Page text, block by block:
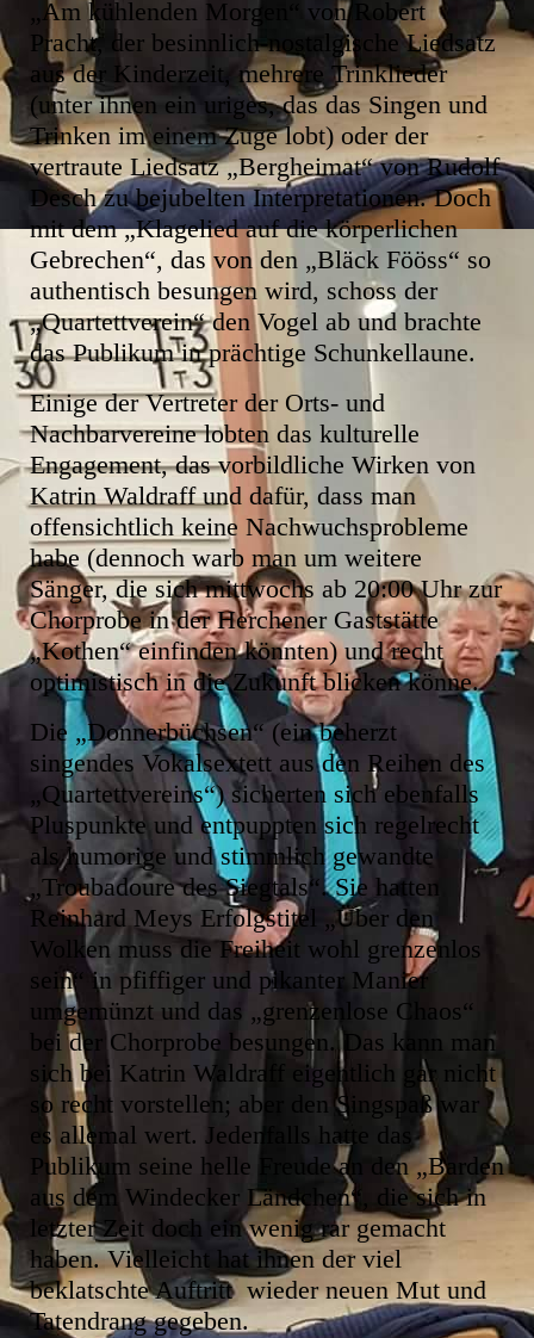
„Am kühlenden Morgen“ von Robert
Pracht, der besinnlich-nostalgische Liedsatz
aus der Kinderzeit, mehrere Trinklieder
(unter ihnen ein uriges, das das Singen und
Trinken im einem Zuge lobt) oder der
vertraute Liedsatz „Bergheimat“ von Rudolf
Desch zu bejubelten Interpretationen. Doch
mit dem „Klagelied auf die körperlichen
Gebrechen“, das von den „Bläck Fööss“ so
authentisch besungen wird, schoss der
„Quartettverein“ den Vogel ab und brachte
das Publikum in prächtige Schunkellaune.
Einige der Vertreter der Orts- und
Nachbarvereine lobten das kulturelle
Engagement, das vorbildliche Wirken von
Katrin Waldraff und dafür, dass man
offensichtlich keine Nachwuchsprobleme
habe (dennoch warb man um weitere
Sänger, die sich mittwochs ab 20:00 Uhr zur
Chorprobe in der Herchener Gaststätte
„Kothen“ einfinden könnten) und recht
optimistisch in die Zukunft blicken könne.
Die „Donnerbüchsen“ (ein beherzt
singendes Vokalsextett aus den Reihen des
„Quartettvereins“) sicherten sich ebenfalls
Pluspunkte und entpuppten sich regelrecht
als humorige und stimmlich gewandte
„Troubadoure des Siegtals“. Sie hatten
Reinhard Meys Erfolgstitel „Über den
Wolken muss die Freiheit wohl grenzenlos
sein“ in pfiffiger und pikanter Manier
umgemünzt und das „grenzenlose Chaos“
bei der Chorprobe besungen. Das kann man
sich bei Katrin Waldraff eigentlich gar nicht
so recht vorstellen; aber den Singspaß war
es allemal wert. Jedenfalls hatte das
Publikum seine helle Freude an den „Barden
aus dem Windecker Ländchen“, die sich in
letzter Zeit doch ein wenig rar gemacht
haben. Vielleicht hat ihnen der viel
beklatschte Auftritt wieder neuen Mut und
Tatendrang gegeben.